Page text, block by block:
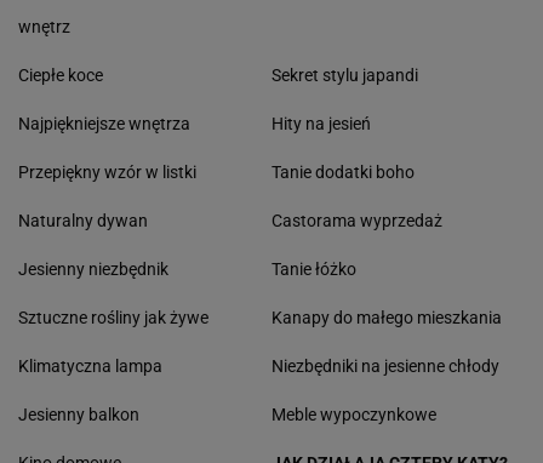
wnętrz
Ciepłe koce
Najpiękniejsze wnętrza
Przepiękny wzór w listki
Naturalny dywan
Jesienny niezbędnik
Sztuczne rośliny jak żywe
Klimatyczna lampa
Jesienny balkon
Sekret stylu japandi
Hity na jesień
Tanie dodatki boho
Castorama wyprzedaż
Tanie łóżko
Kanapy do małego mieszkania
Niezbędniki na jesienne chłody
Meble wypoczynkowe